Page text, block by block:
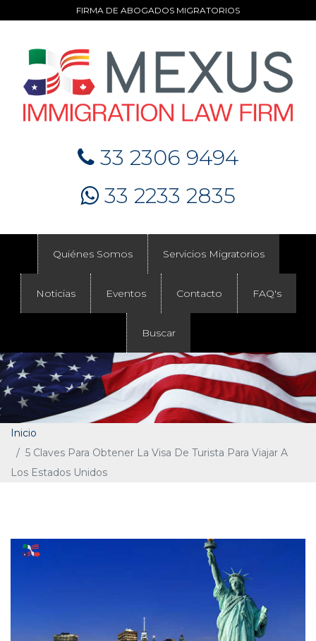
FIRMA DE ABOGADOS MIGRATORIOS
33 2306 9494
33 2233 2835
Quiénes Somos Servicios Migratorios
Noticias Eventos Contacto FAQ's
Buscar
Inicio
5 Claves Para Obtener La Visa De Turista Para Viajar A
Los Estados Unidos